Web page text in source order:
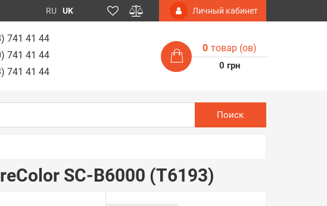
RU UK Личный кабинет
741 41 44
741 41 44
741 41 44
0 товар (ов)
0 грн
Поиск
SC-B6000 (T6193)